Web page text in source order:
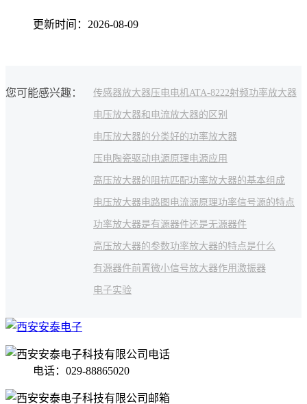
更新时间：2026-08-09
您可能感兴趣： 传感器放大器压电电机ATA-8222射频功率放大器
电压放大器和电流放大器的区别
电压放大器的分类好的功率放大器
压电陶瓷驱动电源原理 电源应用
高压放大器的阻抗匹配功率放大器的基本组成
电压放大器电路图 电流源原理功率信号源的特点
功率放大器是有源器件还是无源器件
高压放大器的参数功率放大器的特点是什么
有源器件前置微小信号放大器作用 激振器
电子实验
电话：029-88865020